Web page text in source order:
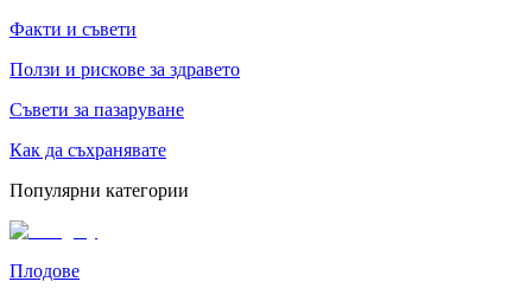
Факти и съвети
Ползи и рискове за здравето
Съвети за пазаруване
Как да съхранявате
Популярни категории
Плодове